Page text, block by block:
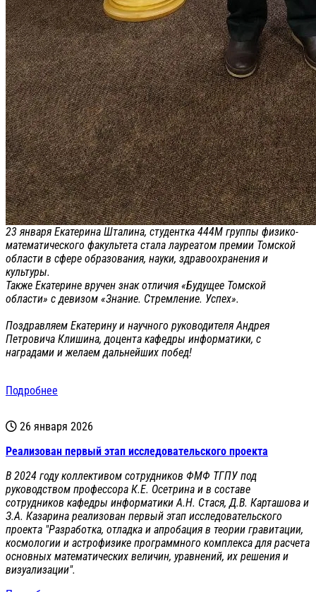
23 января Екатерина Шталина, студентка 444М группы физико-
математического факультета стала лауреатом премии Томской
области в сфере образования, науки, здравоохранения и
культуры.
Также Екатерине вручен знак отличия «Будущее Томской
области» с девизом «Знание. Стремление. Успех».
Поздравляем Екатерину и научного руководителя Андрея
Петровича Клишина, доцента кафедры информатики, с
наградами и желаем дальнейших побед!
Подробнее
26 января 2026
Реализован первый этап исследовательского проекта
В 2024 году коллективом сотрудников ФМФ ТГПУ под
руководством профессора К.Е. Осетрина и в составе
сотрудников кафедры информатики А.Н. Стася, Д.В. Карташова и
З.А. Казарина реализован первый этап исследовательского
проекта "Разработка, отладка и апробация в теории гравитации,
космологии и астрофизике программного комплекса для расчета
основных математических величин, уравнений, их решения и
визуализации".